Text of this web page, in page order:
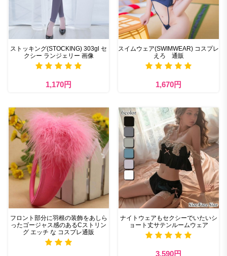
ストッキング(STOCKING) 303gl セ
クシー ランジェリー 画像
1,170円
スイムウェア(SWIMWEAR) コスプレ
えろ 通販
1,670円
フロント部分に羽根の装飾をあしら
ったゴージャス感のあるCストリン
グ エッチ な コスプレ通販
ナイトウェアもセクシーでいたいシ
ョート丈サテンルームウェア
3,590円